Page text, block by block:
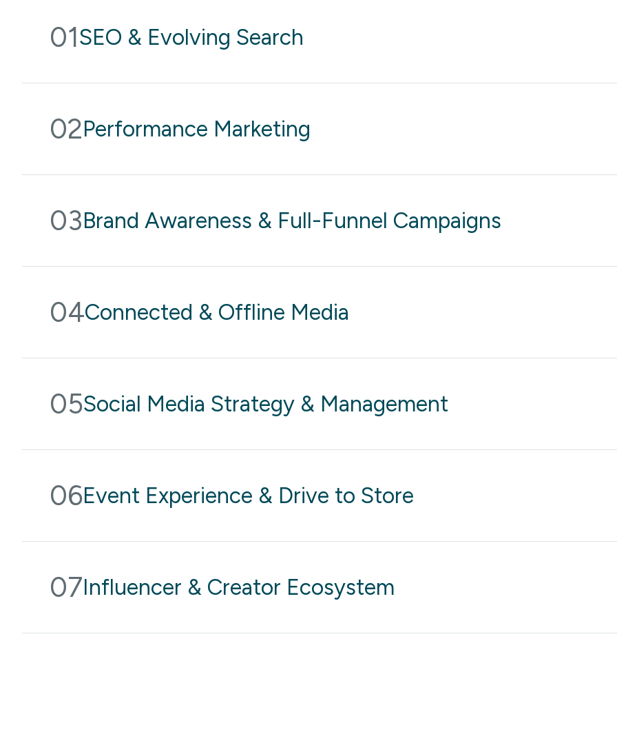
01SEO & Evolving Search
02Performance Marketing
03Brand Awareness & Full-Funnel Campaigns
04Connected & Offline Media
05Social Media Strategy & Management
06Event Experience & Drive to Store
07Influencer & Creator Ecosystem